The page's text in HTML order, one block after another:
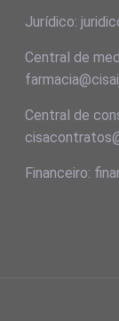
Jurídico:
Central de
Central de
Financeiro: